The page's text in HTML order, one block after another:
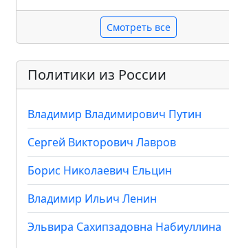
Смотреть все
Политики из России
Владимир Владимирович Путин
Сергей Викторович Лавров
Борис Николаевич Ельцин
Владимир Ильич Ленин
Эльвира Сахипзадовна Набиуллина